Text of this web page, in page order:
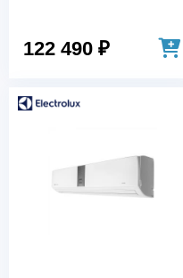
122 490 ₽